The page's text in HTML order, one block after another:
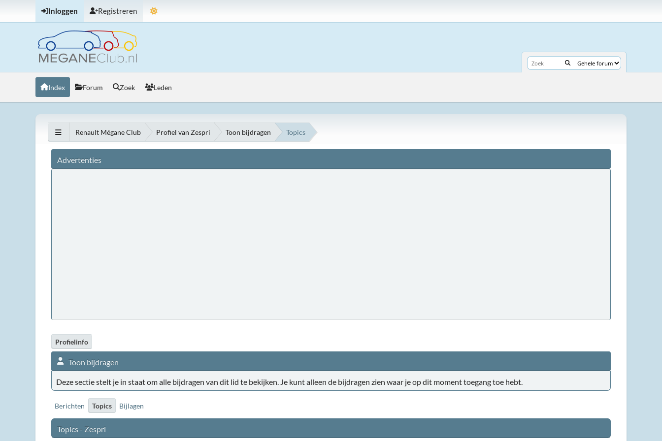
Inloggen Registreren
Index Forum Zoek Leden
Renault Mégane Club Profiel van Zespri Toon bijdragen Topics
Advertenties
Profielinfo
Toon bijdragen
Deze sectie stelt je in staat om alle bijdragen van dit lid te bekijken. Je kunt alleen de bijdragen zien waar je op dit moment toegang toe hebt.
Berichten Topics Bijlagen
Topics - Zespri